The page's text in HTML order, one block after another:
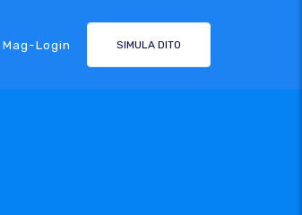
Mag-Login SIMULA DITO